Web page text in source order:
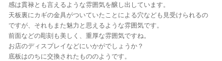
感は貫禄とも言えるような雰囲気を醸し出しています。
天板裏にカギの金具がついていたことによる穴なども見受けられるの
ですが、それもまた魅力と思えるような雰囲気です。
前面などの彫刻も美しく、重厚な雰囲気ですね。
お店のディスプレイなどにいかがでしょうか？
底板はのちに交換されたもののようです。